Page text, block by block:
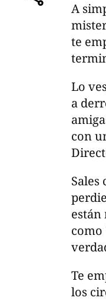
comparte
A
te
Lo
a
con
Sales
están
como
Te
los